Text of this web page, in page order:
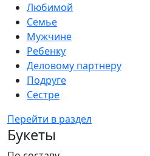
Любимой
Семье
Мужчине
Ребенку
Деловому партнеру
Подруге
Сестре
Перейти в раздел
Букеты